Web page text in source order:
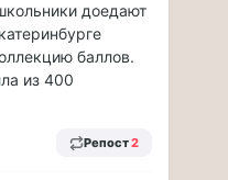
доедают
баллов.
из 400
Репост2